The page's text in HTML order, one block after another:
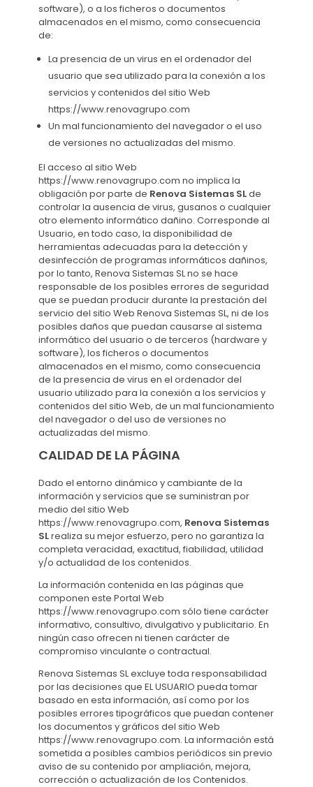
software), o a los ficheros o documentos
almacenados en el mismo, como consecuencia
de:
La presencia de un virus en el ordenador del
usuario que sea utilizado para la conexión a los
servicios y contenidos del sitio Web
https://www.renovagrupo.com
Un mal funcionamiento del navegador o el uso
de versiones no actualizadas del mismo.
El acceso al sitio Web
https://www.renovagrupo.com no implica la
obligación por parte de Renova Sistemas SLde
controlar la ausencia de virus, gusanos o cualquier
otro elemento informático dañino. Corresponde al
Usuario, en todo caso, la disponibilidad de
herramientas adecuadas para la detección y
desinfección de programas informáticos dañinos,
por lo tanto, Renova Sistemas SL no se hace
responsable de los posibles errores de seguridad
que se puedan producir durante la prestación del
servicio del sitio Web Renova Sistemas SL, ni de los
posibles daños que puedan causarse al sistema
informático del usuario o de terceros (hardware y
software), los ficheros o documentos
almacenados en el mismo, como consecuencia
de la presencia de virus en el ordenador del
usuario utilizado para la conexión a los servicios y
contenidos del sitio Web, de un mal funcionamiento
del navegador o del uso de versiones no
actualizadas del mismo.
CALIDAD DE LA PÁGINA
Dado el entorno dinámico y cambiante de la
información y servicios que se suministran por
medio del sitio Web
https://www.renovagrupo.com, Renova Sistemas
SLrealiza su mejor esfuerzo, pero no garantiza la
completa veracidad, exactitud, fiabilidad, utilidad
y/o actualidad de los contenidos.
La información contenida en las páginas que
componen este Portal Web
https://www.renovagrupo.com sólo tiene carácter
informativo, consultivo, divulgativo y publicitario. En
ningún caso ofrecen ni tienen carácter de
compromiso vinculante o contractual.
Renova Sistemas SL excluye toda responsabilidad
por las decisiones que EL USUARIO pueda tomar
basado en esta información, así como por los
posibles errores tipográficos que puedan contener
los documentos y gráficos del sitio Web
https://www.renovagrupo.com. La información está
sometida a posibles cambios periódicos sin previo
aviso de su contenido por ampliación, mejora,
corrección o actualización de los Contenidos.